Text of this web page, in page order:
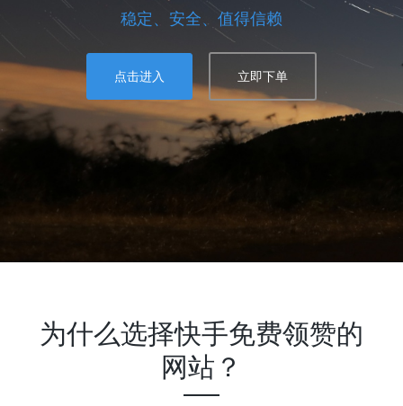
稳定、安全、值得信赖
点击进入 立即下单
为什么选择快手免费领赞的
网站？